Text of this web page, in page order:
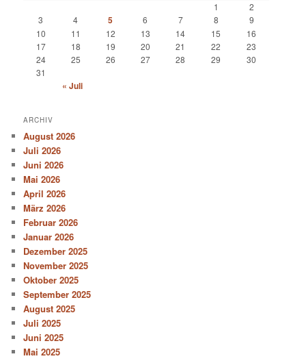
1
2
3
4 5 6 7 8
9
10
11 12 13 14 15
16
17
18 19 20 21 22
23
24
25 26 27 28 29
30
31
« Juli
ARCHIV
August 2026
Juli 2026
Juni 2026
Mai 2026
April 2026
März 2026
Februar 2026
Januar 2026
Dezember 2025
November 2025
Oktober 2025
September 2025
August 2025
Juli 2025
Juni 2025
Mai 2025